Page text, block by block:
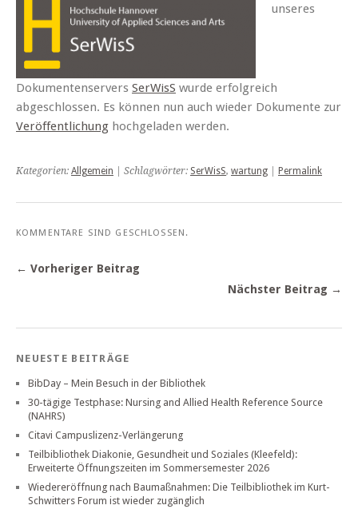
unseres
Dokumentenservers SerWisS wurde erfolgreich
abgeschlossen. Es können nun auch wieder Dokumente zur
Veröffentlichung hochgeladen werden.
Kategorien: Allgemein | Schlagwörter: SerWisS, wartung Permalink
KOMMENTARE SIND GESCHLOSSEN.
← Vorheriger Beitrag
Nächster Beitrag →
NEUESTE BEITRÄGE
BibDay – Mein Besuch in der Bibliothek
30-tägige Testphase: Nursing and Allied Health Reference Source
(NAHRS)
Citavi Campuslizenz-Verlängerung
Teilbibliothek Diakonie, Gesundheit und Soziales (Kleefeld):
Erweiterte Öffnungszeiten im Sommersemester 2026
Wiedereröffnung nach Baumaßnahmen: Die Teilbibliothek im Kurt-
Schwitters Forum ist wieder zugänglich